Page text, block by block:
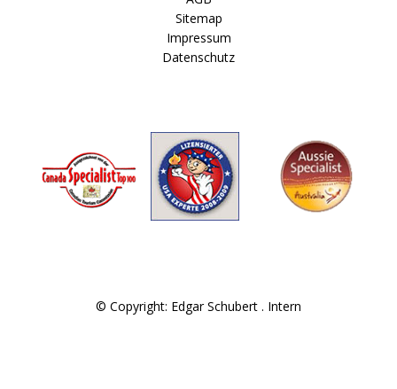
Sitemap
Impressum
Datenschutz
© Copyright: Edgar Schubert . Intern